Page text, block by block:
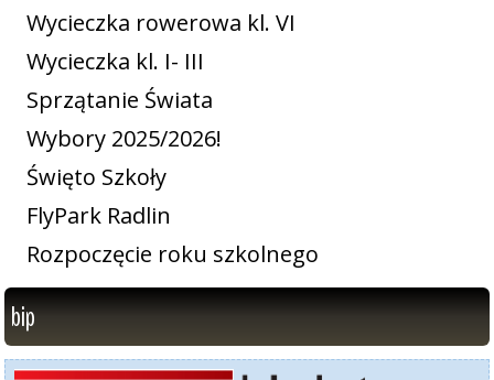
Wycieczka rowerowa kl. VI
Wycieczka kl. I- III
Sprzątanie Świata
Wybory 2025/2026!
Święto Szkoły
FlyPark Radlin
Rozpoczęcie roku szkolnego
bip